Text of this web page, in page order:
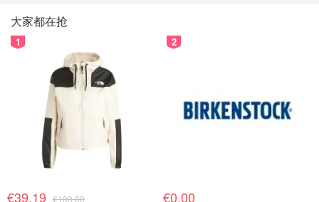
大家都在抢
1
€39.19 €100.00
2
€0.00